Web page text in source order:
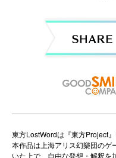
o
n
東方LostWordは『東方Project
本作品は上海アリス幻樂団のゲ
いた上で、自由な発想・解釈を